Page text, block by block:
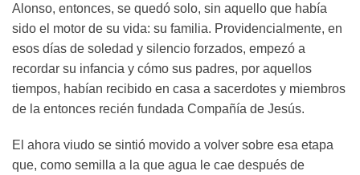
Alonso, entonces, se quedó solo, sin aquello que había
sido el motor de su vida: su familia. Providencialmente, en
esos días de soledad y silencio forzados, empezó a
recordar su infancia y cómo sus padres, por aquellos
tiempos, habían recibido en casa a sacerdotes y miembros
de la entonces recién fundada Compañía de Jesús.
El ahora viudo se sintió movido a volver sobre esa etapa
que, como semilla a la que agua le cae después de